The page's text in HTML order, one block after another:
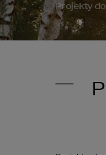
Projekty